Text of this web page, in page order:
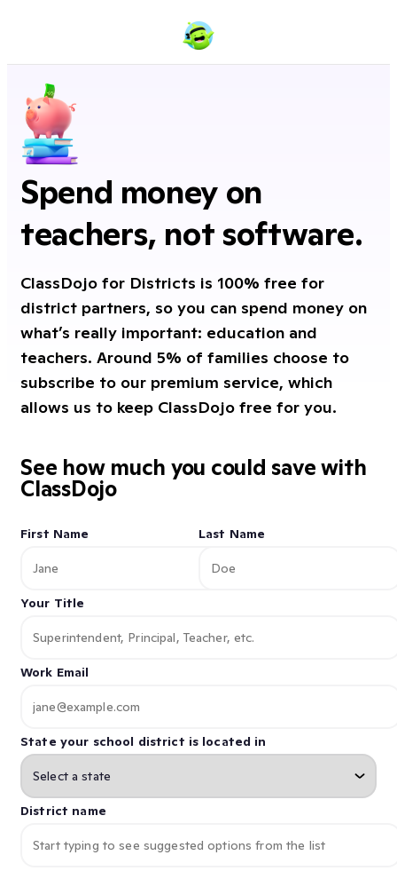
Spend money on
teachers, not software.
ClassDojo for Districts is 100% free for
district partners, so you can spend money on
what’s really important: education and
teachers. Around 5% of families choose to
subscribe to our premium service, which
allows us to keep ClassDojo free for you.
See how much you could save with
ClassDojo
First Name Last Name
Your Title
Work Email
State your school district is located in
District name